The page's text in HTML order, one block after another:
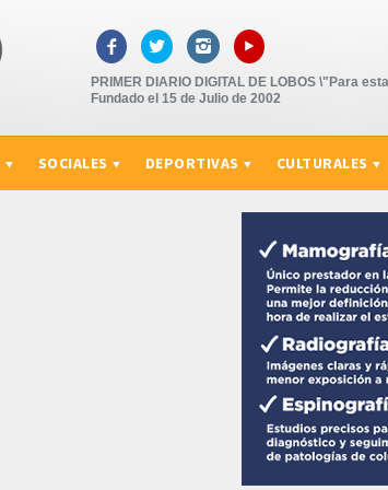
   ▸
PRIMER DIARIO DIGITAL DE LOBOS \"Para
Fundado el 15 de Julio de 2002
SOCIALES DEPORTIVAS CULTURALES